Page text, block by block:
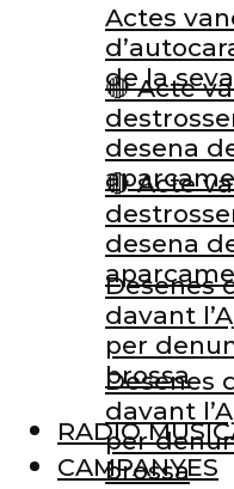
🔴 Acte
desena
Desenes
davant
per
brossa
RADIO
CAMPANYES
Actes
de la
🔴 Acte
desena
Desenes
davant
per
brossa